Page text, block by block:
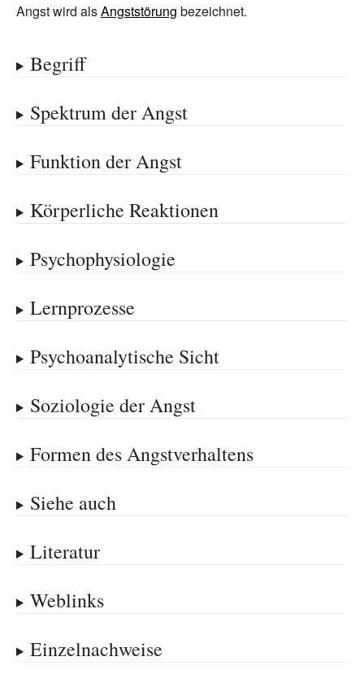
Angst wird alsAngststörung bezeichnet.
Begriff
Spektrum der Angst
Funktion der Angst
Körperliche Reaktionen
Psychophysiologie
Lernprozesse
Psychoanalytische Sicht
Soziologie der Angst
Formen des Angstverhaltens
Siehe auch
Literatur
Weblinks
Einzelnachweise